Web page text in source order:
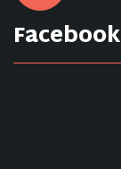
Facebook